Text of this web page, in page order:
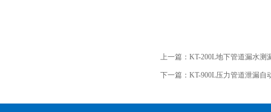
上一篇： KT-200L地下管道漏水测
下一篇： KT-900L压力管道泄漏自